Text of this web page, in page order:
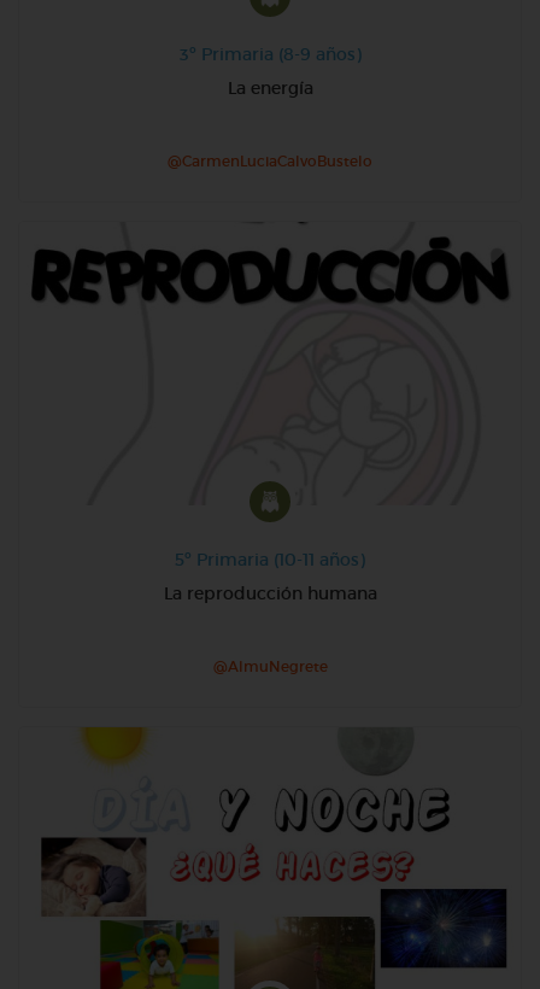
3º Primaria (8-9 años)
La energía
@CarmenLuciaCalvoBustelo
5º Primaria (10-11 años)
La reproducción humana
@AlmuNegrete